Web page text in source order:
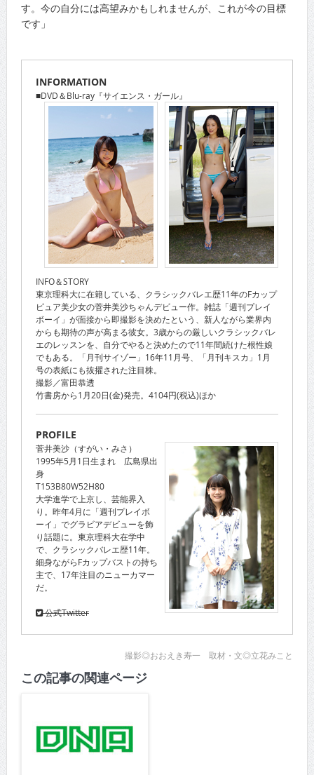
す。今の自分には高望みかもしれませんが、これが今の目標
です」
INFORMATION
■DVD＆Blu-ray『サイエンス・ガール』
INFO＆STORY
東京理科大に在籍している、クラシックバレエ歴11年のFカップ
ピュア美少女の菅井美沙ちゃんデビュー作。雑誌「週刊プレイ
ボーイ」が面接から即撮影を決めたという、新人ながら業界内
からも期待の声が高まる彼女。3歳からの厳しいクラシックバレ
エのレッスンを、自分でやると決めたので11年間続けた根性娘
でもある。「月刊サイゾー」16年11月号、「月刊キスカ」1月
号の表紙にも抜擢された注目株。
撮影／富田恭透
竹書房から1月20日(金)発売。4104円(税込)ほか
PROFILE
菅井美沙（すがい・みさ）
1995年5月1日生まれ 広島県出
身
T153B80W52H80
大学進学で上京し、芸能界入
り。昨年4月に「週刊プレイボ
ーイ」でグラビアデビューを飾
り話題に。東京理科大在学中
で、クラシックバレエ歴11年。
細身ながらFカップバストの持ち
主で、17年注目のニューカマー
だ。
公式Twitter
撮影◎おおえき寿一 取材・文◎立花みこと
この記事の関連ページ